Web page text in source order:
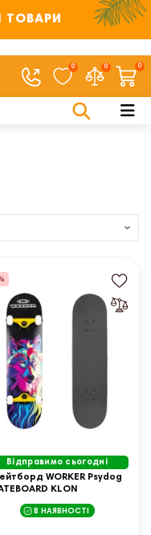
ТОВАРИ
0 0 0
Відправимо сьогодні
WORKER Psydog
KLON
В НАЯВНОСТІ